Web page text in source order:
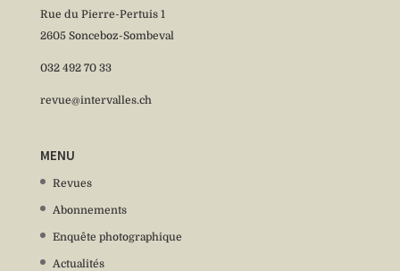
Rue du Pierre-Pertuis 1
2605 Sonceboz-Sombeval
032 492 70 33
revue@intervalles.ch
MENU
Revues
Abonnements
Enquête photographique
Actualités